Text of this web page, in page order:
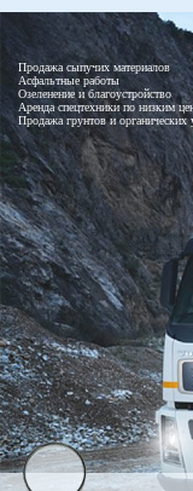
Продажа сыпучих материалов
Асфальтные работы
Озеленение и благоустройство
Аренда спецтехники по низким
Продажа грунтов и органических